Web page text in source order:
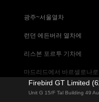
광주~서울열차
런던 에든버러 열차에
리스본 포르투 기차에
마드리드에서 바르셀로나로
바르셀로나 마드리드 기차
Firebird GT Limited
Unit G 15/F Tal Building 49